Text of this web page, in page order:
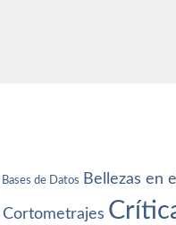
Bases de Datos Bellezas en
Cortometrajes